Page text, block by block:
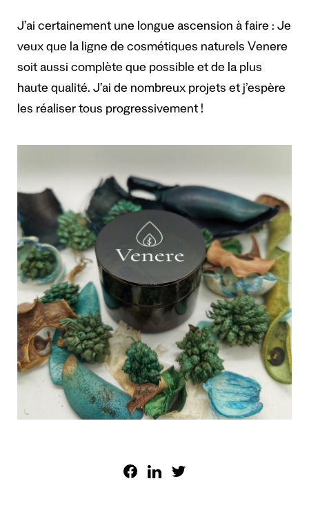
J’ai certainement une longue ascension à faire : Je
veux que la ligne de cosmétiques naturels Venere
soit aussi complète que possible et de la plus
haute qualité. J’ai de nombreux projets et j’espère
les réaliser tous progressivement !